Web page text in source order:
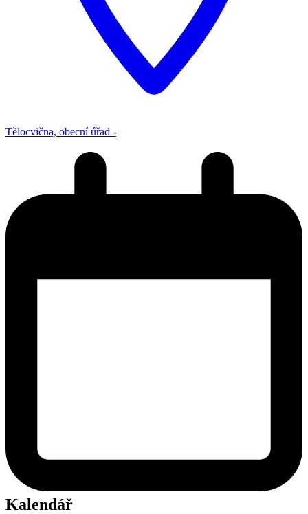
Tělocvična, obecní úřad -
Kalendář